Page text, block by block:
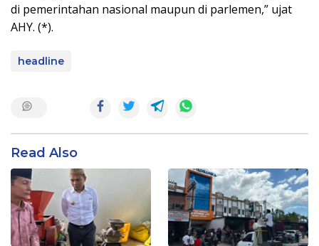
di pemerintahan nasional maupun di parlemen,” ujat
AHY. (*).
headline
Read Also